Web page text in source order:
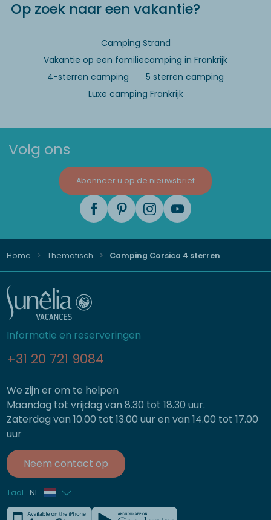
Op zoek naar een vakantie?
Camping Strand
Vakantie op een familiecamping in Frankrijk
4-sterren camping
5 sterren camping
Luxe camping Frankrijk
Volg ons
Abonneer u op de nieuwsbrief
Home Thematisch Camping Corsica 4 sterren
Informatie en reserveringen
+31 20 721 9084
We zijn er om te helpen
Maandag tot vrijdag van 8.30 tot 18.30 uur.
Zaterdag van 10.00 tot 13.00 uur en van 14.00 tot 17.00
uur
Neem contact op
Taal NL
Frans